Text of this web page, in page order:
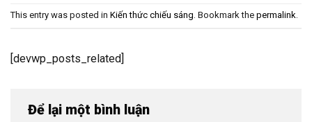
This entry was posted in Kiến thức chiếu sáng. Bookmark the permalink.
[devwp_posts_related]
Để lại một bình luận